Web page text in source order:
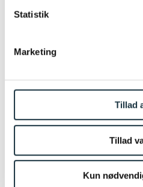
Statistik
Marketing
Tillad
Tillad
Kun
2005